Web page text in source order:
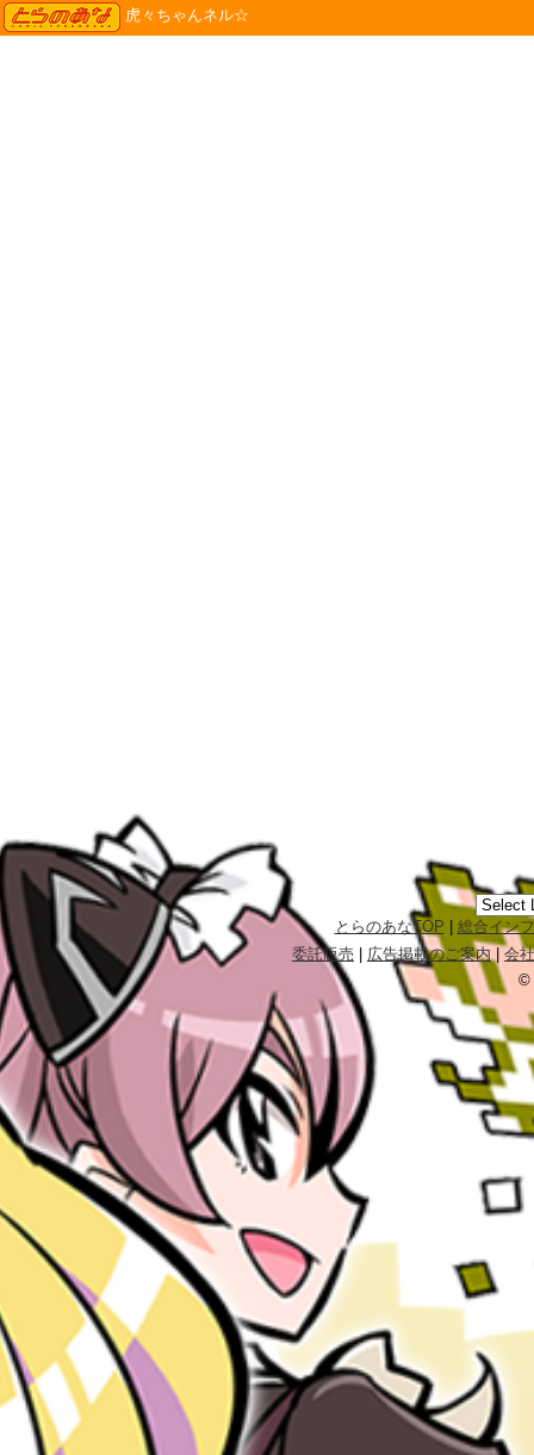
TORANOANA
虎々ちゃんネル☆
とらのあなTOP
総合イン
委託販売
広告掲載のご案内|会
©